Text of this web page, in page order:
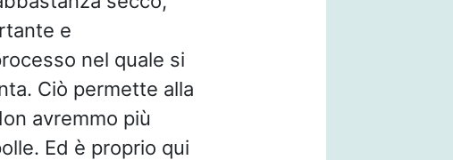
e
nel quale si
Ciò permette alla
avremmo più
Ed è proprio qui